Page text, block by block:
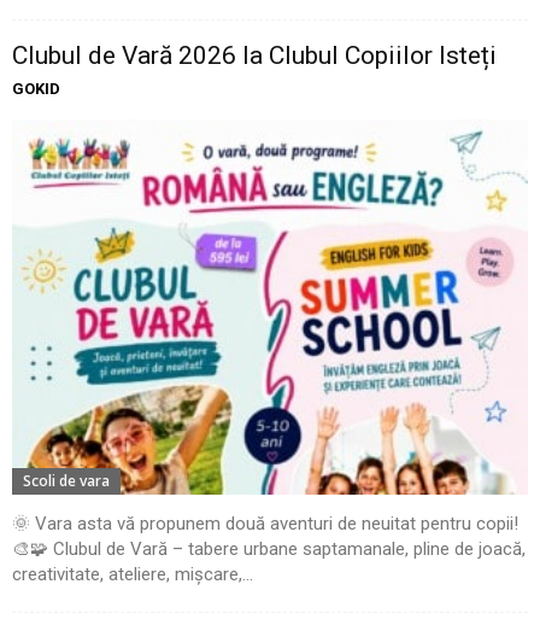
Clubul de Vară 2026 la Clubul Copiilor Isteți
GOKID
Scoli de vara
🌞 Vara asta vă propunem două aventuri de neuitat pentru copii!
🎨🧩 Clubul de Vară – tabere urbane saptamanale, pline de joacă,
creativitate, ateliere, mișcare,...